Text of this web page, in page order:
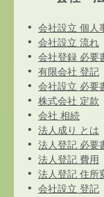
会社設立 個人
会社設立 流れ
会社登録 必要
有限会社 登記
会社設立 必要
株式会社 定款
会社 相続
法人成り とは
法人登記 必要
法人登記 費用
法人登記 住所
会社設立 登記